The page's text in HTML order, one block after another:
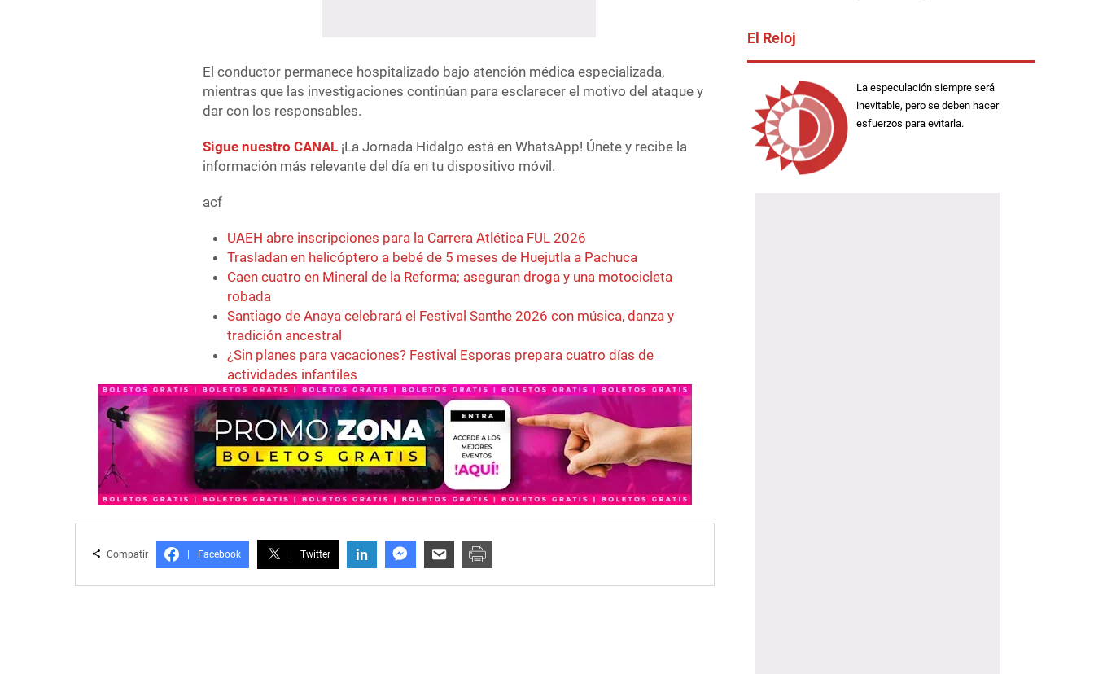
El conductor permanece hospitalizado bajo atención médica especializada,
mientras que las investigaciones continúan para esclarecer el motivo del ataque y
dar con los responsables.
Sigue nuestro CANAL ¡La Jornada Hidalgo está en WhatsApp! Únete y recibe la
información más relevante del día en tu dispositivo móvil.
acf
UAEH abre inscripciones para la Carrera Atlética FUL 2026
Trasladan en helicóptero a bebé de 5 meses de Huejutla a Pachuca
Caen cuatro en Mineral de la Reforma; aseguran droga y una motocicleta
robada
Santiago de Anaya celebrará el Festival Santhe 2026 con música, danza y
tradición ancestral
¿Sin planes para vacaciones? Festival Esporas prepara cuatro días de
actividades infantiles
Compatir Facebook Twitter in
El Reloj
La especulación siempre será
inevitable, pero se deben hacer
esfuerzos para evitarla.